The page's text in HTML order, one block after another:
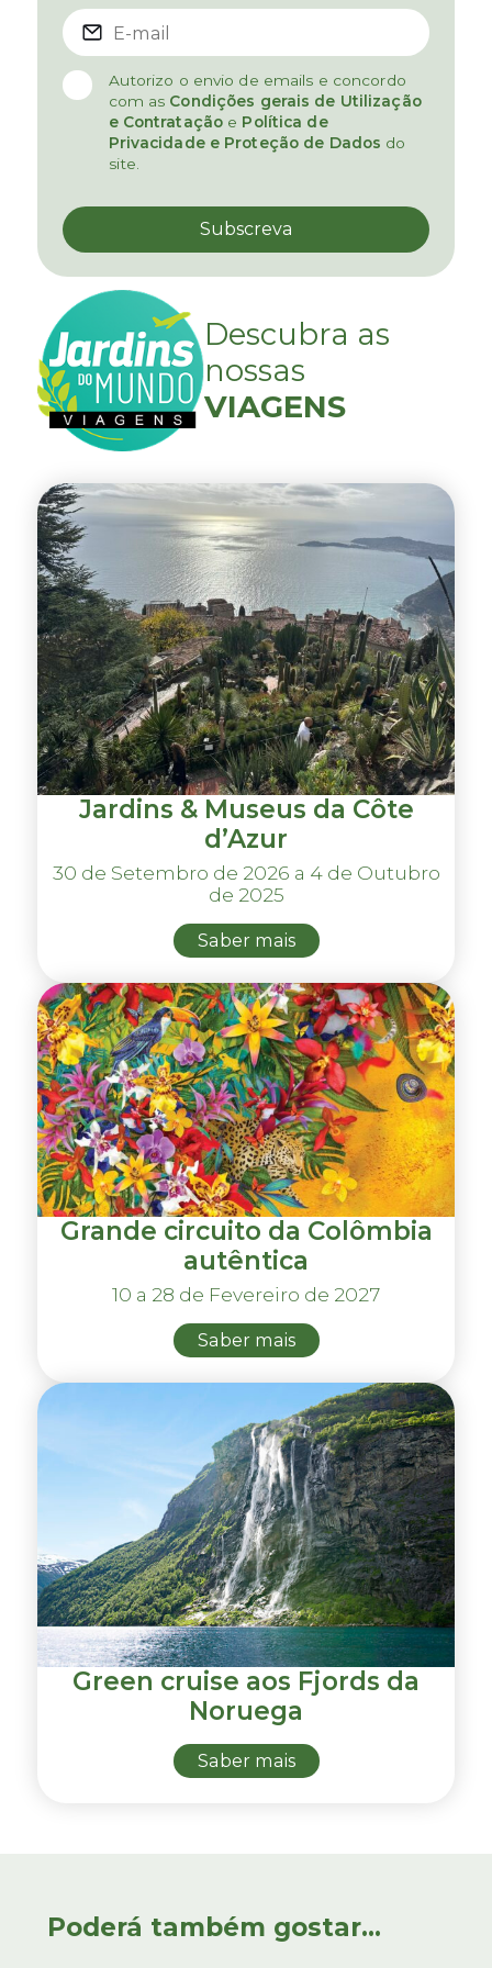
Autorizo o envio de emails e concordo
com as Condições gerais de Utilização
e Contratação e Política de
Privacidade e Proteção de Dados do
site.
Descubra as
nossas
VIAGENS
Jardins & Museus da Côte
d’Azur
30 de Setembro de 2026 a 4 de Outubro
de 2025
Saber mais
Grande circuito da Colômbia
autêntica
10 a 28 de Fevereiro de 2027
Saber mais
Green cruise aos Fjords da
Noruega
Saber mais
Poderá também gostar...